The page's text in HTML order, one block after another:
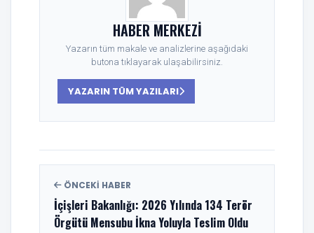
HABER MERKEZI
Yazarın tüm makale ve analizlerine aşağıdaki
butona tıklayarak ulaşabilirsiniz.
YAZARIN TÜM YAZILARI
ÖNCEKI HABER
İçişleri Bakanlığı: 2026 Yılında 134 Terör
Örgütü Mensubu İkna Yoluyla Teslim Oldu